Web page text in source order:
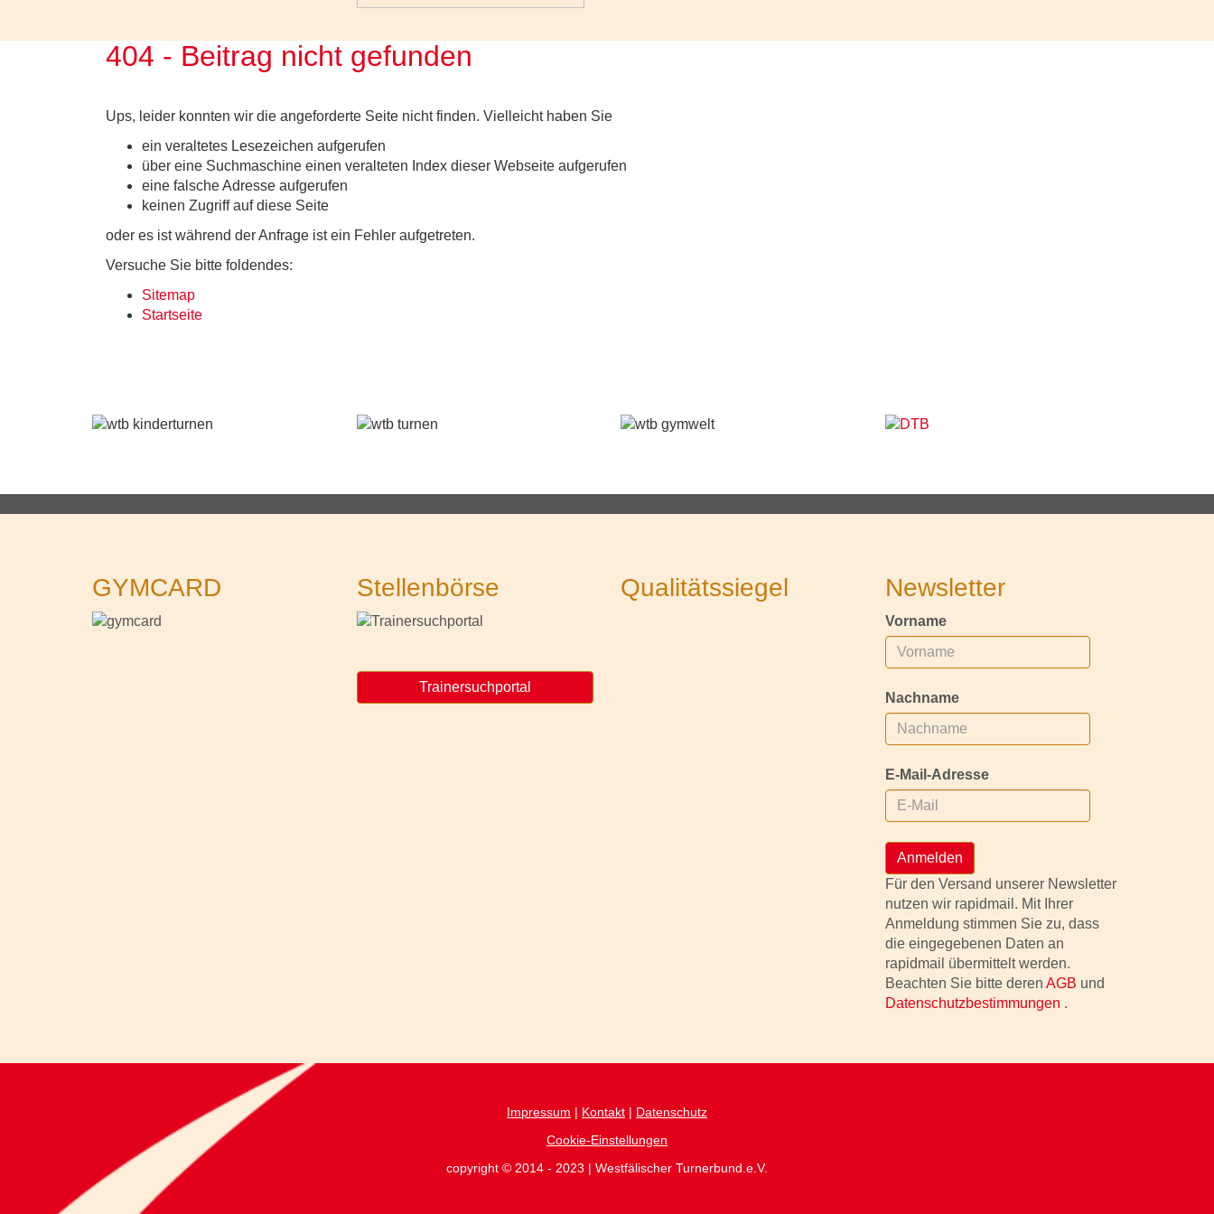
404 - Beitrag nicht gefunden
Ups, leider konnten wir die angeforderte Seite nicht finden. Vielleicht haben Sie
ein veraltetes Lesezeichen aufgerufen
über eine Suchmaschine einen veralteten Index dieser Webseite aufgerufen
eine falsche Adresse aufgerufen
keinen Zugriff auf diese Seite
oder es ist während der Anfrage ist ein Fehler aufgetreten.
Versuche Sie bitte foldendes:
Sitemap
Startseite
GYMCARD Stellenbörse
Trainersuchportal
Qualitätssiegel Newsletter
Vorname
Nachname
E-Mail-Adresse
Anmelden
Für den Versand unserer Newsletter
nutzen wir rapidmail. Mit Ihrer
Anmeldung stimmen Sie zu, dass
die eingegebenen Daten an
rapidmail übermittelt werden.
Beachten Sie bitte deren AGB und
Datenschutzbestimmungen .
Impressum | Kontakt | Datenschutz
Cookie-Einstellungen
copyright © 2014 - 2023 | Westfälischer Turnerbund.e.V.